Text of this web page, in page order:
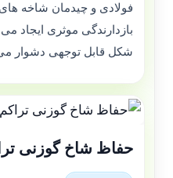
فولادی و چیدمان شاخه های
بازدارندگی موثری ایجاد
شکل قابل توجهی دشوار
حفاظ شاخ گوزنی